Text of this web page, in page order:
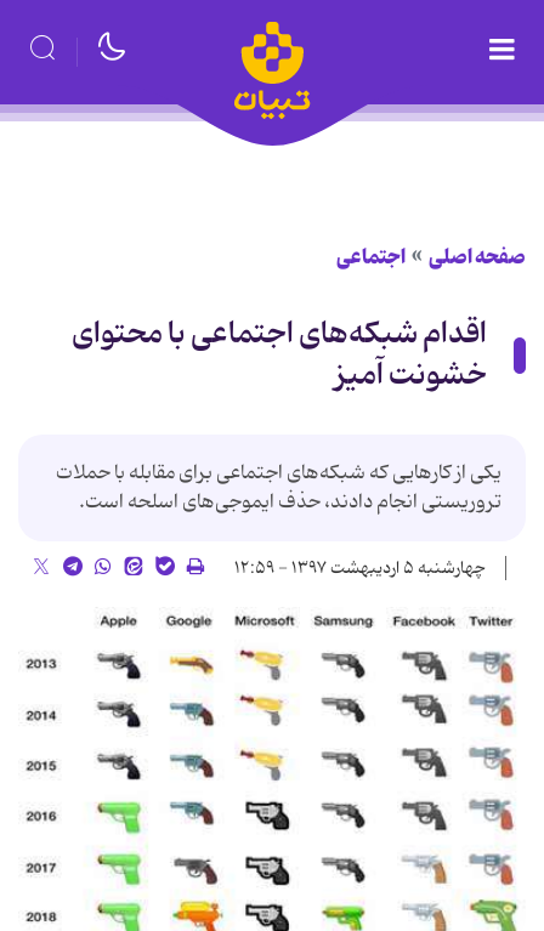
صفحه اصلی اجتماعی
اقدام شبکه‌های اجتماعی با محتوای
خشونت آمیز
یکی از کارهایی که شبکه‌های اجتماعی برای مقابله با حملات
تروریستی انجام دادند، حذف ایموجی‌های اسلحه است.
چهارشنبه ۵ اردیبهشت ۱۳۹۷ - ۱۲:۵۹